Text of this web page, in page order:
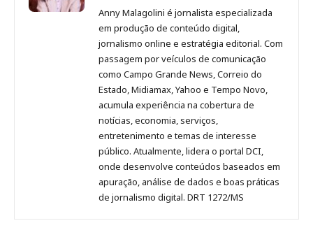
Malagolini
no
Pinterest
Malagolini
no
LinkedIn
Malagolini
no
Instagram
Malagolini
no
Facebook
de
Anny
Malagolini
Anny Malagolini é jornalista especializada
em produção de conteúdo digital,
jornalismo online e estratégia editorial. Com
passagem por veículos de comunicação
como Campo Grande News, Correio do
Estado, Midiamax, Yahoo e Tempo Novo,
acumula experiência na cobertura de
notícias, economia, serviços,
entretenimento e temas de interesse
público. Atualmente, lidera o portal DCI,
onde desenvolve conteúdos baseados em
apuração, análise de dados e boas práticas
de jornalismo digital. DRT 1272/MS